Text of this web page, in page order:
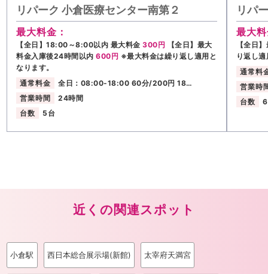
リパーク 小倉医療センター南第２
最大料金：
【全日】18:00～8:00以内 最大料金300円
【全日】最大
料金入庫後24時間以内600円 ※最大料金は繰り返し適用と
なります。
通常料金
全日：08:00-18:00 60分/200円 18…
営業時間
24時間
台数
5台
リパ
最大
【全日
り返し
通常料
営業時
台数
近くの関連スポット
小倉駅 西日本総合展示場(新館) 太宰府天満宮